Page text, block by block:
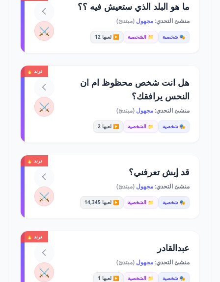
ما هو البلد الذي ستعيش فيه ؟؟
منشئ التحدي:مجهول (مبتدئ)
🎭 شخصية 📁 الشخصية ▶️ لعبها 12 ⚔️
ترند 🔥
هل انت شخص محظوظ ام ان
النحس يرافقك؟
منشئ التحدي:مجهول (مبتدئ)
🎭 شخصية 📁 الشخصية ▶️ لعبها 2
⚔️
ترند 🔥
قد إيش تعرفني؟
منشئ التحدي:مجهول (مبتدئ)
🎭 شخصية 📁 الشخصية ▶️ لعبها 14,345 ⚔️
ترند 🔥
عبدالقادر
منشئ التحدي:مجهول (مبتدئ)
🎭 شخصية 📁 الشخصية ▶️ لعبها 1 ⚔️